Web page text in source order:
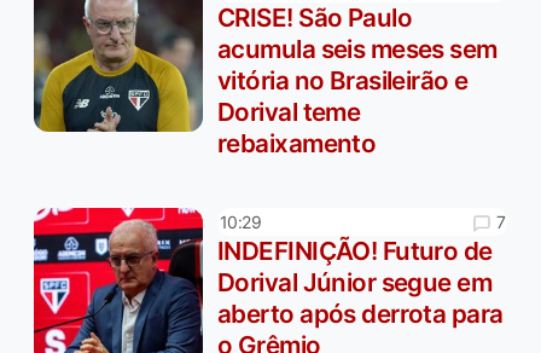
CRISE! São Paulo
acumula seis meses sem
vitória no Brasileirão e
Dorival teme
rebaixamento
10:29 7
INDEFINIÇÃO! Futuro de
Dorival Júnior segue em
aberto após derrota para
o Grêmio